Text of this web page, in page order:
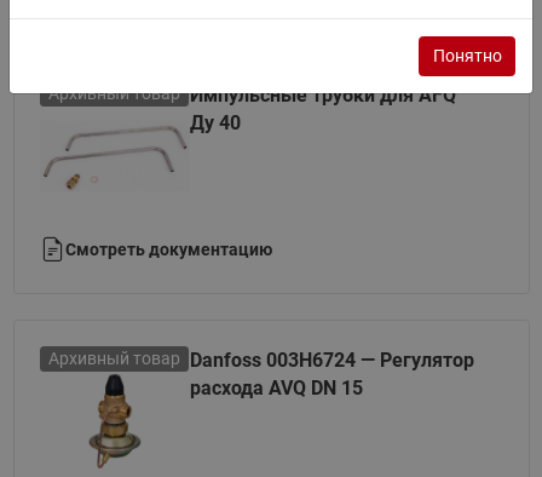
Архивный товар Импульсные трубки для AFQ
Ду 40
Смотреть документацию
Архивный товар
Danfoss 003H6724 — Регулятор
расхода AVQ DN 15
Понятно